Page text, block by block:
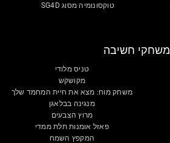
טוקסונומיה מסוג SG4D
משחקי חשיבה
טניס מלודי
מקושקש
משחק מוח: מצא את חיית המחמד שלך
מנגינה בבלאגן
מרוץ הצבעים
פאזל אומנות תלת ממדי
המקפץ השמח